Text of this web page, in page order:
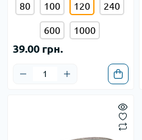
80 100 120 240
600 1000
39.00 грн.